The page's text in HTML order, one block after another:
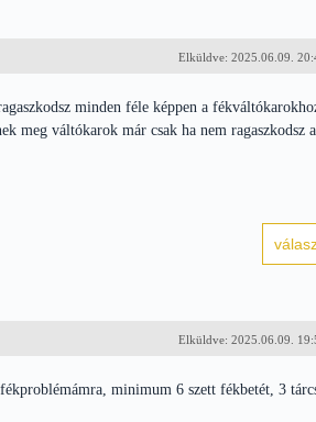
Elküldve: 2025.06.09.
minden féle képpen a
meg váltókarok már csak ha nem ragaszkodsz a
Elküldve: 2025.06.09.
minimum 6 szett fékbetét, 3